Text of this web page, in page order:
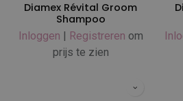
Diamex Révital Groom
Shampoo
Inloggen | Registreren om
prijs te zien